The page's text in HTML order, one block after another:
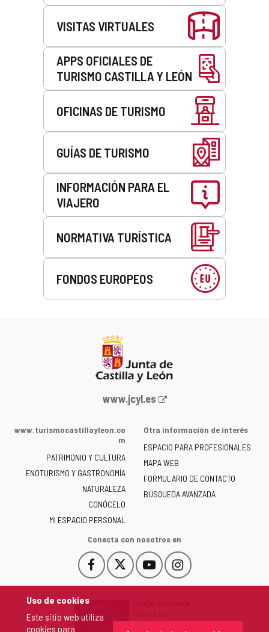
Uso de cookies
Este sitio web utiliza
cookies para
VISITAS VIRTUALES
APPS OFICIALES DE
TURISMO CASTILLA Y LEÓN
OFICINAS DE TURISMO
GUÍAS DE TURISMO
INFORMACIÓN PARA EL
VIAJERO
NORMATIVA TURÍSTICA
FONDOS EUROPEOS
Portal
Junta
de
Castilla
y
León
-
www.jcyl.es
www.turismocastillayleon.co
m
PATRIMONIO Y CULTURA
ENOTURISMO Y GASTRONOMÍA
NATURALEZA
CONÓCELO
MI ESPACIO PERSONAL
Otra información de interés
ESPACIO PARA PROFESIONALES
MAPA WEB
FORMULARIO DE CONTACTO
BÚSQUEDA AVANZADA
Conecta con nosotros en
Facebook
Este
enlace
en
Este
enlace
YouTube
Este
enlace
Instagram
Este
enlace